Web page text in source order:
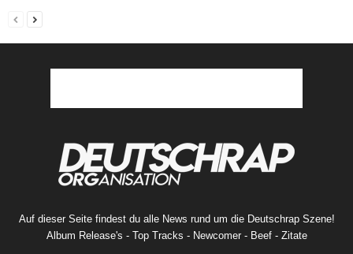
Auf dieser Seite findest du alle News rund um die Deutschrap Szene!
Album Release's - Top Tracks - Newcomer - Beef - Zitate